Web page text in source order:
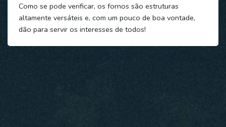
Como se pode verificar, os fornos são estruturas
altamente versáteis e, com um pouco de boa vontade,
dão para servir os interesses de todos!